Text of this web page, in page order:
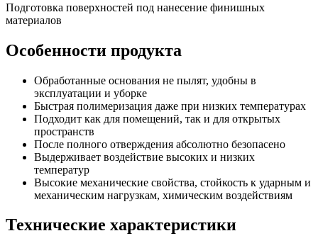
Подготовка поверхностей под нанесение финишных
материалов
Особенности продукта
Обработанные основания не пылят, удобны в
эксплуатации и уборке
Быстрая полимеризация даже при низких температурах
Подходит как для помещений, так и для открытых
пространств
После полного отверждения абсолютно безопасено
Выдерживает воздействие высоких и низких
температур
Высокие механические свойства, стойкость к ударным и
механическим нагрузкам, химическим воздействиям
Технические характеристики